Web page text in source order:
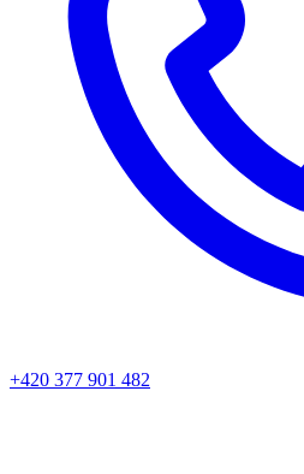
+420 377 901 482